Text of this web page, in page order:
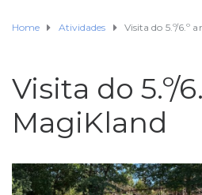
Home Atividades Visita do 5.º/6.º
Visita do 5.º/
MagiKland